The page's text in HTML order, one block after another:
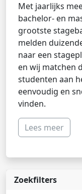
Met jaarlijks
bachelor- en
grootste
melden
naar een
en wij matchen
studenten aan
eenvoudig en
vinden.
Lees meer
Zoekfilters